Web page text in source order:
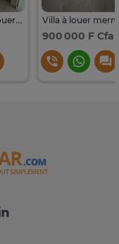
Superbe Villa à louer à Mermoz Villa à louer
900 000 F Cfa